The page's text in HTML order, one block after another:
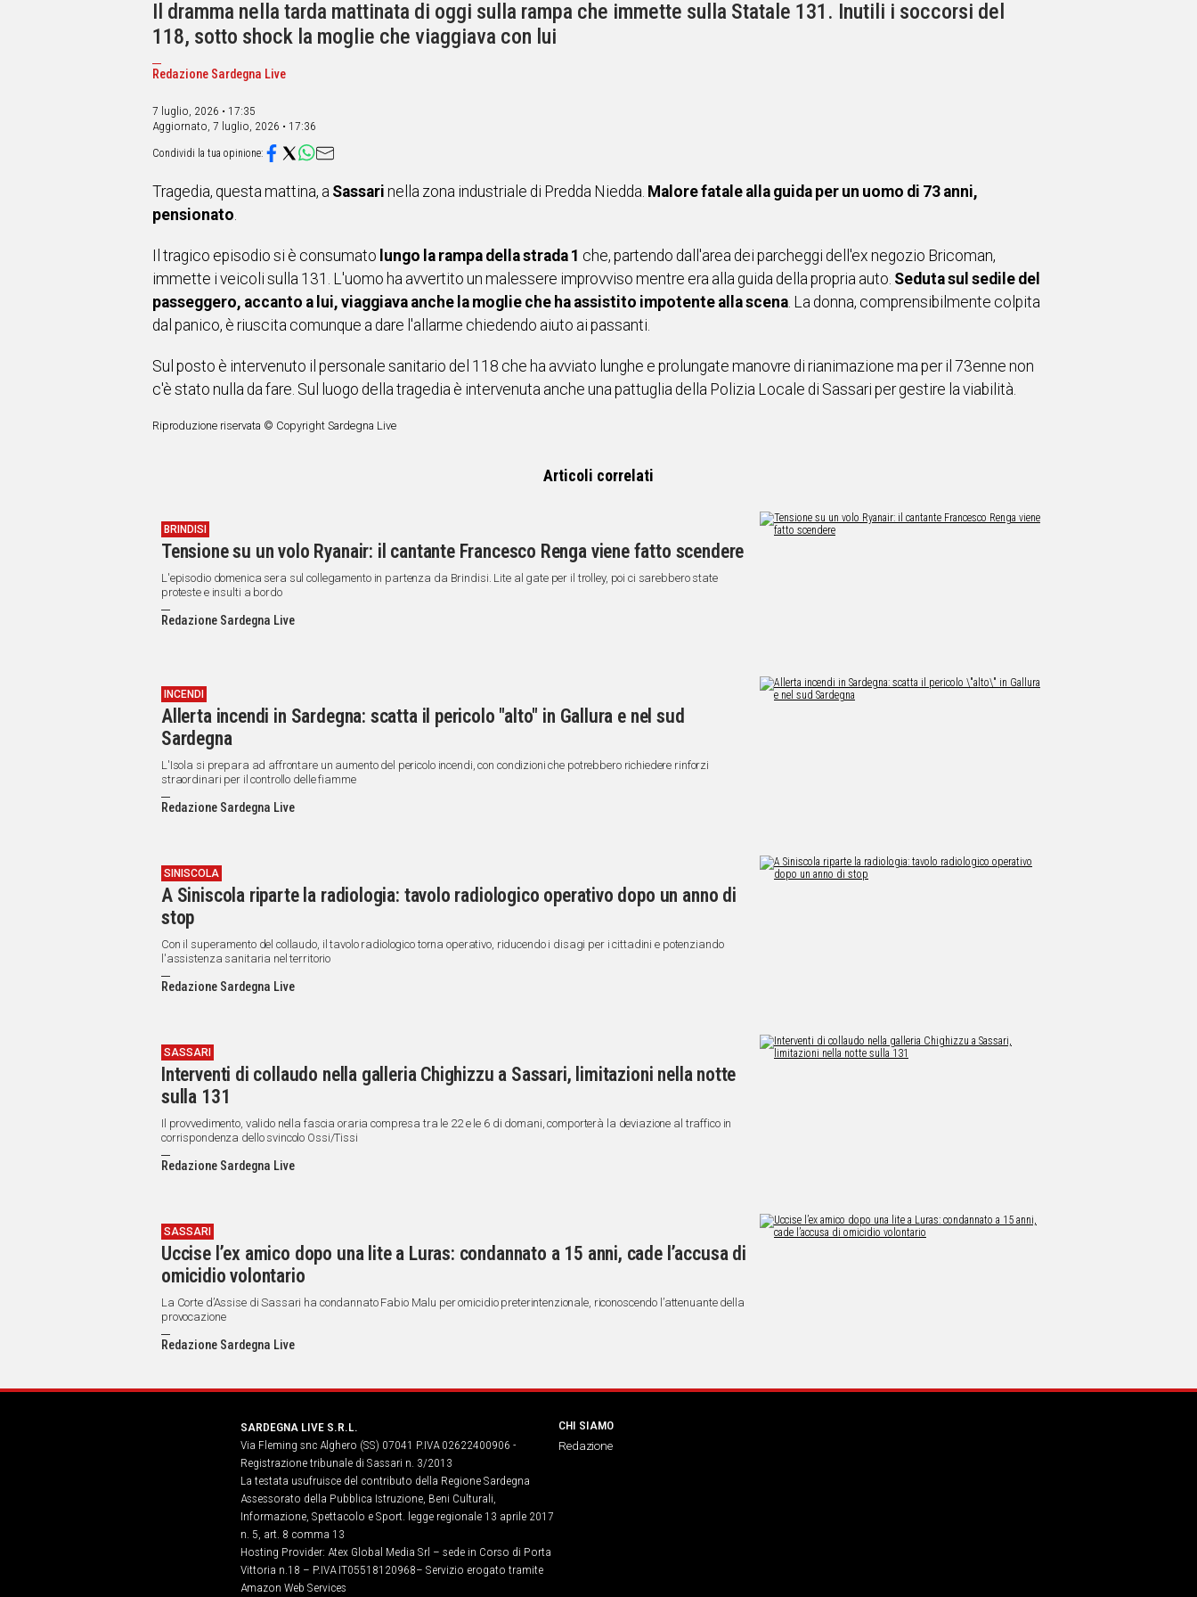
Vai
Il dramma nella tarda mattinata di oggi sulla rampa che immette sulla Statale 131. Inutili i soccorsi del
118, sotto shock la moglie che viaggiava con lui
Redazione Sardegna Live
7 luglio, 2026 • 17:35
Aggiornato, 7 luglio, 2026 • 17:36
Tragedia, questa mattina, a Sassari nella zona industriale di Predda Niedda. Malore fatale alla guida per un uomo di 73 anni,
pensionato.
Il tragico episodio si è consumato lungo la rampa della strada 1 che, partendo dall'area dei parcheggi dell'ex negozio Bricoman,
immette i veicoli sulla 131. L'uomo ha avvertito un malessere improvviso mentre era alla guida della propria auto. Seduta sul sedile del
passeggero, accanto a lui, viaggiava anche la moglie che ha assistito impotente alla scena. La donna, comprensibilmente colpita
dal panico, è riuscita comunque a dare l'allarme chiedendo aiuto ai passanti.
Sul posto è intervenuto il personale sanitario del 118 che ha avviato lunghe e prolungate manovre di rianimazione ma per il 73enne non
c'è stato nulla da fare. Sul luogo della tragedia è intervenuta anche una pattuglia della Polizia Locale di Sassari per gestire la viabilità.
Riproduzione riservata © Copyright Sardegna Live
Articoli correlati
BRINDISI
Tensione su un volo Ryanair: il cantante Francesco Renga viene fatto scendere
L'episodio domenica sera sul collegamento in partenza da Brindisi. Lite al gate per il trolley, poi ci sarebbero state
proteste e insulti a bordo
Redazione Sardegna Live
INCENDI
Allerta incendi in Sardegna: scatta il pericolo "alto" in Gallura e nel sud
Sardegna
L'Isola si prepara ad affrontare un aumento del pericolo incendi, con condizioni che potrebbero richiedere rinforzi
straordinari per il controllo delle fiamme
Redazione Sardegna Live
SINISCOLA
A Siniscola riparte la radiologia: tavolo radiologico operativo dopo un anno di
stop
Con il superamento del collaudo, il tavolo radiologico torna operativo, riducendo i disagi per i cittadini e potenziando
l'assistenza sanitaria nel territorio
Redazione Sardegna Live
SASSARI
Interventi di collaudo nella galleria Chighizzu a Sassari, limitazioni nella notte
sulla 131
Il provvedimento, valido nella fascia oraria compresa tra le 22 e le 6 di domani, comporterà la deviazione al traffico in
corrispondenza dello svincolo Ossi/Tissi
Redazione Sardegna Live
SASSARI
Uccise l’ex amico dopo una lite a Luras: condannato a 15 anni, cade l’accusa di
omicidio volontario
La Corte d’Assise di Sassari ha condannato Fabio Malu per omicidio preterintenzionale, riconoscendo l’attenuante della
provocazione
Redazione Sardegna Live
SARDEGNA LIVE S.R.L.
Via Fleming snc Alghero (SS) 07041 P.IVA 02622400906 -
Registrazione tribunale di Sassari n. 3/2013
La testata usufruisce del contributo della Regione Sardegna
Assessorato della Pubblica Istruzione, Beni Culturali,
Informazione, Spettacolo e Sport. legge regionale 13 aprile 2017
n. 5, art. 8 comma 13
Hosting Provider: Atex Global Media Srl – sede in Corso di Porta
Vittoria n.18 – P.IVA IT05518120968​– Servizio erogato tramite
Amazon Web Services
CHI SIAMO
Redazione